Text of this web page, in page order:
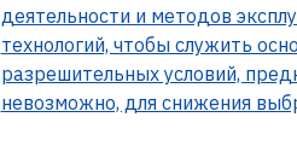
деятельности и методов
технологий, чтобы служить
разрешительных условий,
невозможно, для снижения